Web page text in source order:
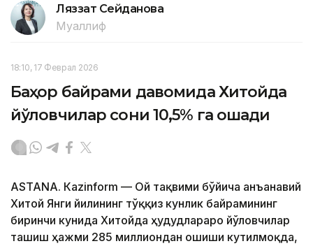
Ляззат Сейданова
Муаллиф
18:10, 17 Феврал 2026
Баҳор байрами давомида Хитойда
йўловчилар сони 10,5% га ошади
ASTANА. Кazinform — Ой тақвими бўйича анъанавий
Хитой Янги йилининг тўққиз кунлик байрамининг
биринчи кунида Хитойда ҳудудлараро йўловчилар
ташиш ҳажми 285 миллиондан ошиши кутилмоқда,